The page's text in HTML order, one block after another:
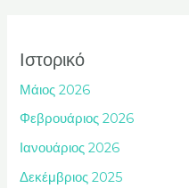
Ιστορικό
Μάιος 2026
Φεβρουάριος 2026
Ιανουάριος 2026
Δεκέμβριος 2025